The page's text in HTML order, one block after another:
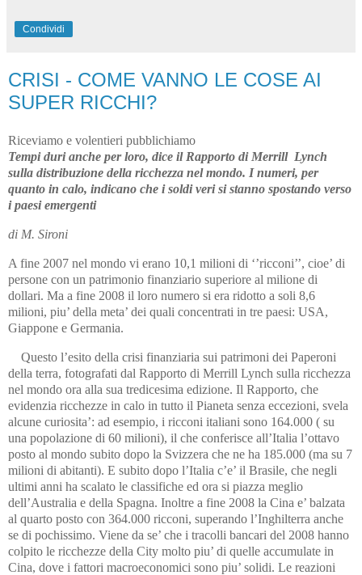
Condividi
CRISI - COME VANNO LE COSE AI
SUPER RICCHI?
Riceviamo e volentieri pubblichiamo
Tempi duri anche per loro, dice il Rapporto di Merrill Lynch
sulla distribuzione della ricchezza nel mondo. I numeri, per
quanto in calo, indicano che i soldi veri si stanno spostando verso
i paesi emergenti
di M. Sironi
A fine 2007 nel mondo vi erano 10,1 milioni di ‘’ricconi’’, cioe’ di
persone con un patrimonio finanziario superiore al milione di
dollari. Ma a fine 2008 il loro numero si era ridotto a soli 8,6
milioni, piu’ della meta’ dei quali concentrati in tre paesi: USA,
Giappone e Germania.
Questo l’esito della crisi finanziaria sui patrimoni dei Paperoni
della terra, fotografati dal Rapporto di Merrill Lynch sulla ricchezza
nel mondo ora alla sua tredicesima edizione. Il Rapporto, che
evidenzia ricchezze in calo in tutto il Pianeta senza eccezioni, svela
alcune curiosita’: ad esempio, i ricconi italiani sono 164.000 ( su
una popolazione di 60 milioni), il che conferisce all’Italia l’ottavo
posto al mondo subito dopo la Svizzera che ne ha 185.000 (ma su 7
milioni di abitanti). E subito dopo l’Italia c’e’ il Brasile, che negli
ultimi anni ha scalato le classifiche ed ora si piazza meglio
dell’Australia e della Spagna. Inoltre a fine 2008 la Cina e’ balzata
al quarto posto con 364.000 ricconi, superando l’Inghilterra anche
se di pochissimo. Viene da se’ che i tracolli bancari del 2008 hanno
colpito le ricchezze della City molto piu’ di quelle accumulate in
Cina, dove i fattori macroeconomici sono piu’ solidi. Le reazioni